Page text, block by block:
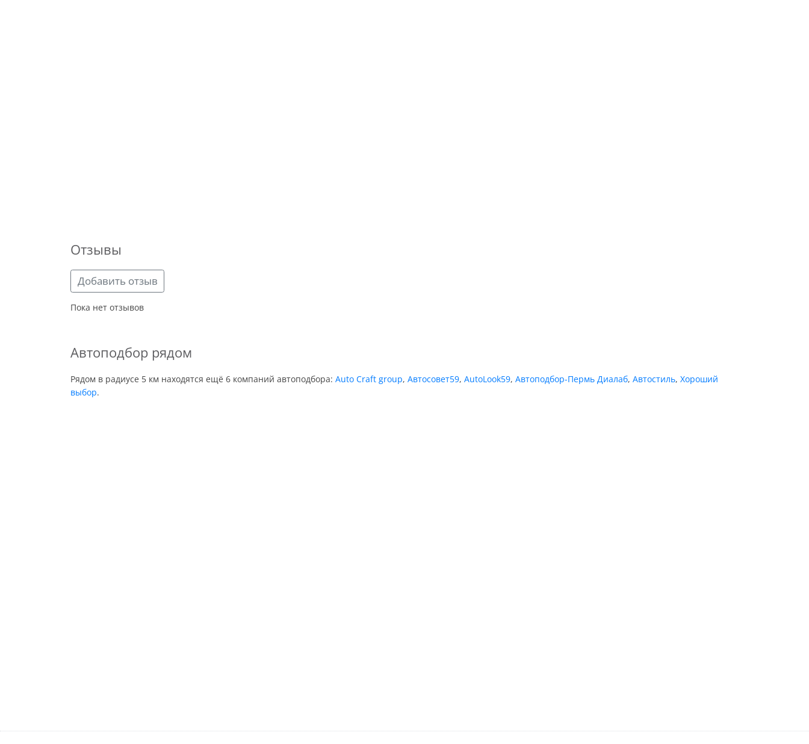
Отзывы
Добавить отзыв
Пока нет отзывов
Автоподбор рядом
Рядом в радиусе 5 км находятся ещё 6 компаний автоподбора: Auto Craft group, Автосовет59, AutoLook59, Автоподбор-Пермь Диалаб, Автостиль, Хороший
выбор.